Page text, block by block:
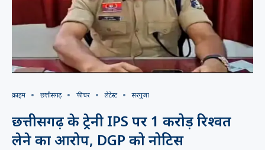
क्राइम छत्तीसगढ़ फीचर लेटेस्ट सरगुजा
छत्तीसगढ़ के ट्रेनी IPS पर 1 करोड़ रिश्वत
लेने का आरोप, DGP को नोटिस